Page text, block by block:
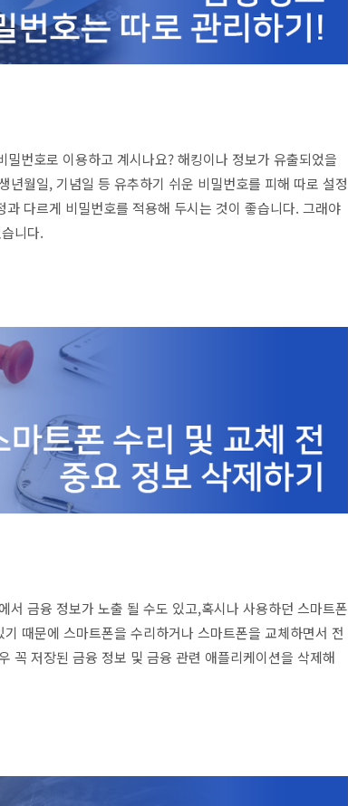
번호로 이용하고 계시나요? 해킹이나 정보가 유출되었을
월일, 기념일 등 유추하기 쉬운 비밀번호를 피해 따로 설정
다르게 비밀번호를 적용해 두시는 것이 좋습니다. 그래야
니다.
금융 정보가 노출 될 수도 있고,혹시나 사용하던 스마트폰
때문에 스마트폰을 수리하거나 스마트폰을 교체하면서 전
꼭 저장된 금융 정보 및 금융 관련 애플리케이션을 삭제해